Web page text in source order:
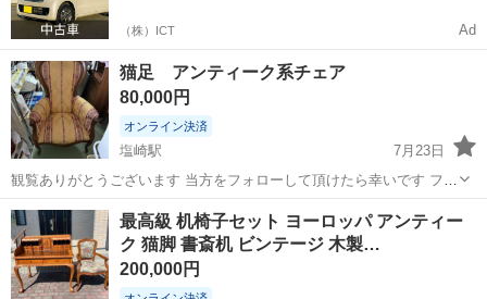
（株）ICT Ad
猫足 アンティーク系チェア
80,000円
オンライン決済
塩崎駅
7月23日
観覧ありがとうございます 当方をフォローして頂けたら幸いです フォ
ロー登録お待ちしてます☆ 当方の他の投稿もご覧下さい 2025/11/07出
品 ２脚セット 汚れキズ等あり 現状販売 中古品ですので ご理解上ご購
入おねがい...
山梨 南アルプス市 塩崎駅 椅子 アンティーク
最高級 机椅子セット ヨーロッパ アンティー
ク 猫脚 書斎机 ビンテージ 木製…
200,000円